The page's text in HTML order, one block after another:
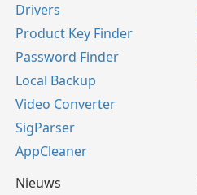
Drivers
Product Key Finder
Password Finder
Local Backup
Video Converter
SigParser
AppCleaner
Nieuws